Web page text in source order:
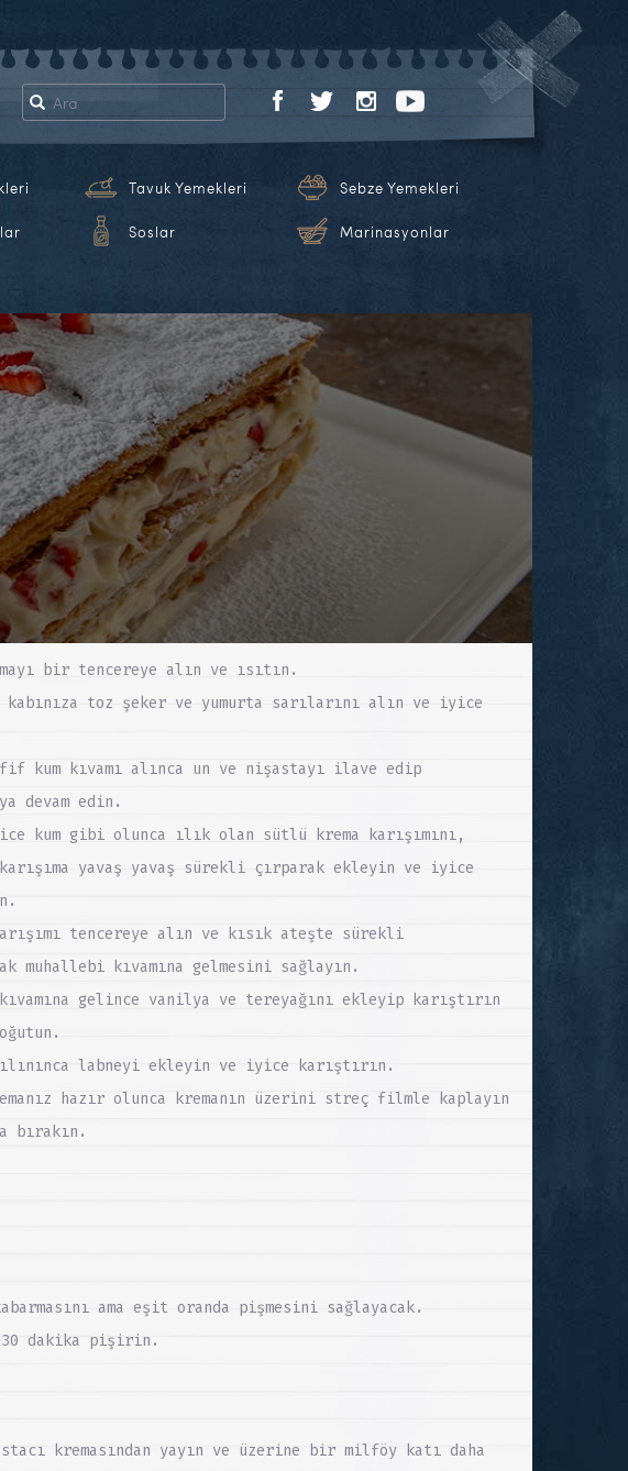
Tavuk Yemekleri Sebze Yemekleri
Soslar Marinasyonlar
bir tencereye alın ve ısıtın.
kabınıza toz şeker ve yumurta sarılarını alın ve iyice
kum kıvamı alınca un ve nişastayı ilave edip
devam edin.
kum gibi olunca ılık olan sütlü krema karışımını,
yavaş yavaş sürekli çırparak ekleyin ve iyice
tencereye alın ve kısık ateşte sürekli
muhallebi kıvamına gelmesini sağlayın.
gelince vanilya ve tereyağını ekleyip karıştırın
labneyi ekleyin ve iyice karıştırın.
hazır olunca kremanın üzerini streç filmle kaplayın
bırakın.
ama eşit oranda pişmesini sağlayacak.
30 dakika pişirin.
kremasından yayın ve üzerine bir milföy katı daha